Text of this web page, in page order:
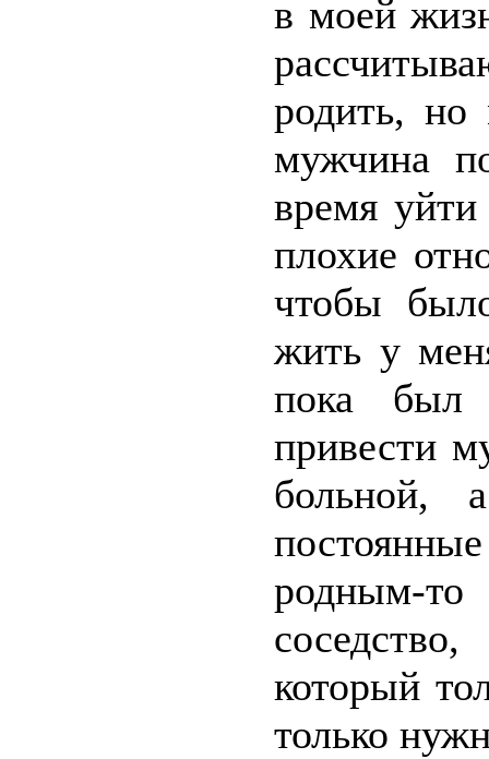
в моей
родить,
мужчина
время
плохие
чтобы
жить у
пока был
привести
больной,
родным-
который
только